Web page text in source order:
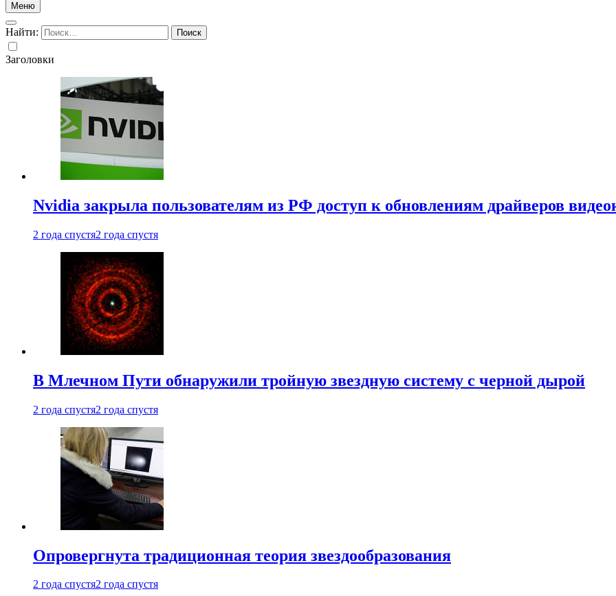
Меню
Найти:
Заголовки
Nvidia закрыла пользователям из РФ доступ к обновлениям драйверов
2 года спустя2 года спустя
В Млечном Пути обнаружили тройную звездную систему с черной дырой
2 года спустя2 года спустя
Опровергнута традиционная теория звездообразования
2 года спустя2 года спустя